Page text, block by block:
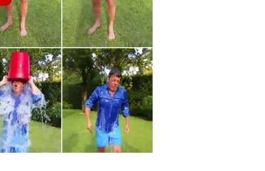
Informazione
al biologico italiano
Nord. Il settore è a
Evidenza
Acque sempre agitate tra i
democratici di Caposele